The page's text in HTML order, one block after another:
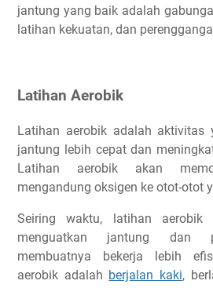
jantung yang baik adalah
latihan kekuatan, dan
Latihan Aerobik
Latihan aerobik adalah aktivitas
jantung lebih cepat dan
Latihan aerobik akan
mengandung oksigen ke otot-otot
Seiring waktu, latihan aerobik
menguatkan jantung dan
membuatnya bekerja lebih
aerobik adalah berjalan kaki,